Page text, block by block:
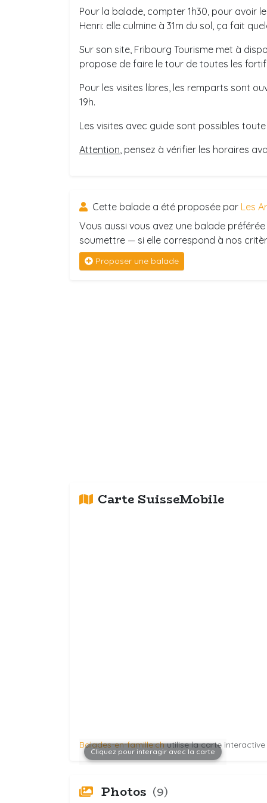
Pour la balade, compter 1h30, pour avoir
Henri: elle culmine à 31m du sol, ça fait
Sur son site, Fribourg Tourisme met à
propose de faire le tour de toutes les
Pour les visites libres, les remparts sont
19h.
Les visites avec guide sont possibles
Attention, pensez à vérifier les horaires
Cette balade a été proposée par Les
Vous aussi vous avez une balade
soumettre — si elle correspond à nos
Proposer une balade
Carte SuisseMobile
Cliquez pour interagir avec la carte
Balades-en-famille.chutilise la carte interactive
Photos (9)